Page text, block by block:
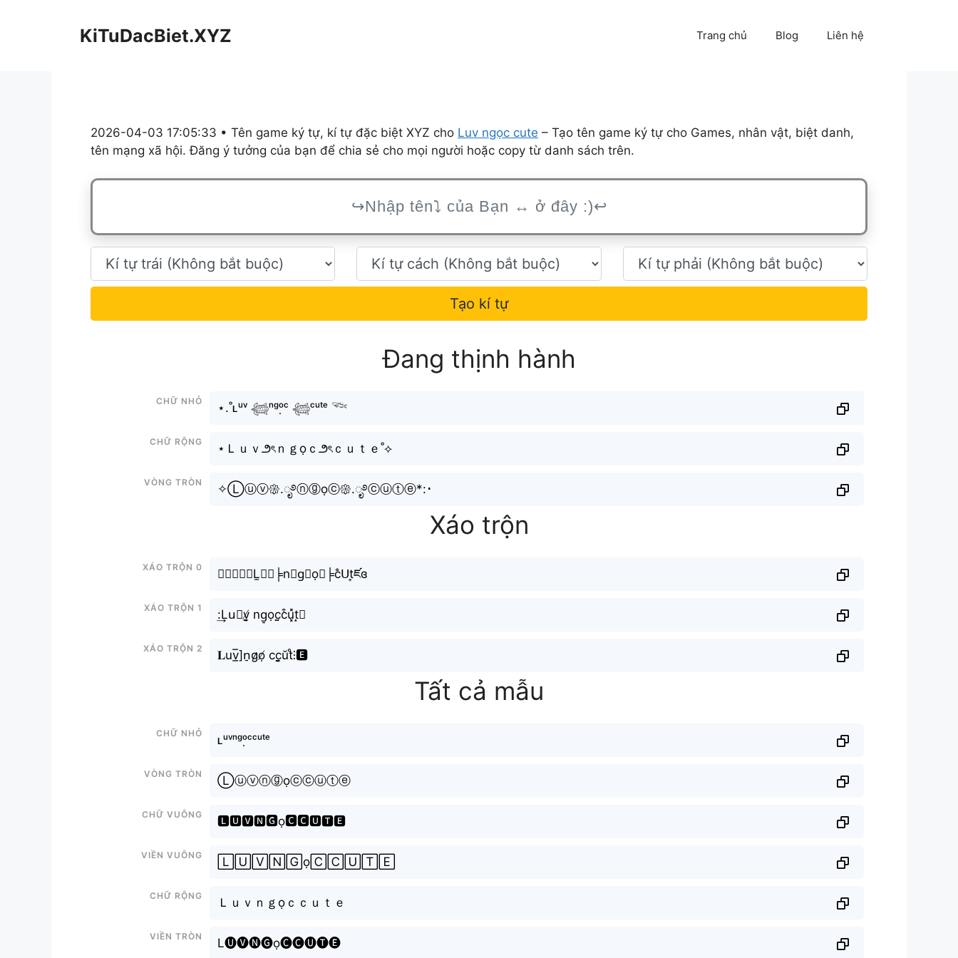
KiTuDacBiet.XYZ Trang chủ Blog Liên hệ
2026-04-03 17:05:33 • Tên game ký tự, kí tự đặc biệt XYZ cho Luv ngọc cute – Tạo tên game ký tự cho Games, nhân vật, biệt danh,
tên mạng xã hội. Đăng ý tưởng của bạn để chia sẻ cho mọi người hoặc copy từ danh sách trên.
Tạo kí tự
Đang thịnh hành
Chữ nhỏ
⋆.˚ʟᵘᵛ 𓆉ⁿᵍᵒ̣ᶜ 𓆉ᶜᵘᵗᵉ 𓆝
Chữ rộng
⋆Ｌｕｖ౨ৎｎｇọｃ౨ৎｃｕｔｅ˚⟡
Vòng tròn
✧Ⓛⓤⓥ𑁍.ೃ࿔ⓝⓖọⓒ𑁍.ೃ࿔ⓒⓤⓣⓔ*:･
Xáo trộn
Xáo trộn 0
𝓺𝓾𝓮𝓮𝓷L̫𝙪🇻╞n⨳g⃘ọ☾╞c̐ᑌt͎ཛɞ
Xáo trộn 1
:͢Lu⃣v̸̬̤̯ ng̠ọc̤̮c͒u͓̽t̝𝓮
Xáo trộn 2
𝐋uv̲̅]n̠g̷ọ̸ cc̬̤̯ŭt̊⫶🅴
Tất cả mẫu
Chữ nhỏ
ʟᵘᵛⁿᵍᵒ̣ᶜᶜᵘᵗᵉ
Vòng tròn
Ⓛⓤⓥⓝⓖọⓒⓒⓤⓣⓔ
Chữ vuông
🅻🆄🆅🅽🅶ọ🅲🅲🆄🆃🅴
Viền vuông
🄻🅄🅅🄽🄶ọ🄲🄲🅄🅃🄴
Chữ rộng
Ｌｕｖｎｇọｃｃｕｔｅ
Viền tròn
L🅤🅥🅝🅖ọ🅒🅒🅤🅣🅔